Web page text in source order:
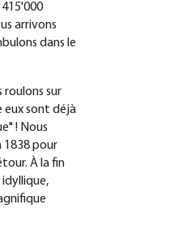
arrivons
dans le
roulons sur
eux sont déjà
! Nous
1838 pour
À la fin